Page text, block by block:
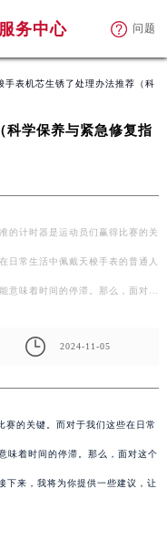
务中心 问题
务中心 问题
手表机芯生锈了处理办法推荐（科
科学保养与紧急修复指
的计时器是运动员们赢得比赛的关
日常生活中佩戴天梭手表的普通人
意味着时间的停滞。那么，面对…
2024-11-05
赛的关键。而对于我们这些在日常
味着时间的停滞。那么，面对这个
下来，我将为你提供一些建议，让